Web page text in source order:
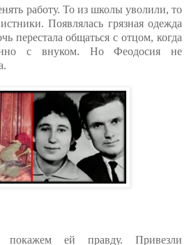
работу. То из школы уволили, то
Появлялась грязная одежда
перестала общаться с отцом, когда
с внуком. Но Феодосия не
покажем ей правду. Привезли